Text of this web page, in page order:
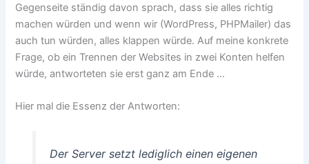
Gegenseite ständig davon sprach, dass sie alles richtig
machen würden und wenn wir (WordPress, PHPMailer) das
auch tun würden, alles klappen würde. Auf meine konkrete
Frage, ob ein Trennen der Websites in zwei Konten helfen
würde, antworteten sie erst ganz am Ende …
Hier mal die Essenz der Antworten:
Der Server setzt lediglich einen eigenen